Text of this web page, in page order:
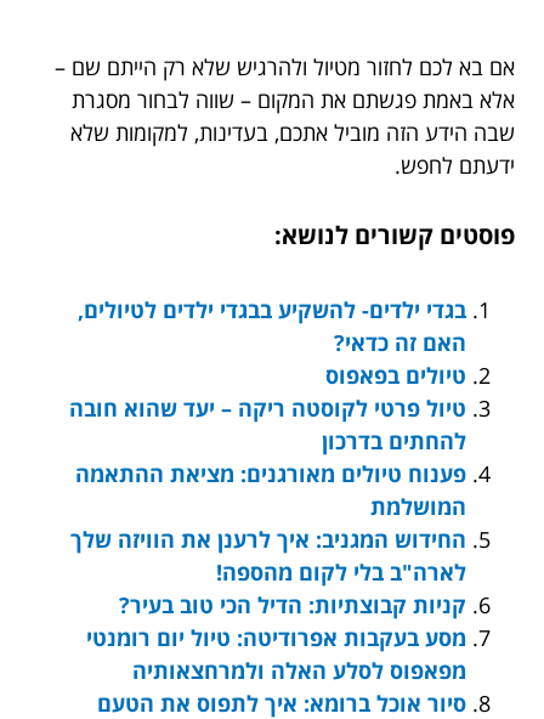
אם בא לכם לחזור מטיול ולהרגיש שלא רק הייתם שם –
אלא באמת פגשתם את המקום – שווה לבחור מסגרת
שבה הידע הזה מוביל אתכם, בעדינות, למקומות שלא
ידעתם לחפש.
פוסטים קשורים לנושא:
בגדי ילדים- להשקיע בבגדי ילדים לטיולים,
האם זה כדאי?
טיולים בפאפוס
טיול פרטי לקוסטה ריקה – יעד שהוא חובה
להחתים בדרכון
פענוח טיולים מאורגנים: מציאת ההתאמה
המושלמת
החידוש המגניב: איך לרענן את הוויזה שלך
לארה"ב בלי לקום מהספה!
קניות קבוצתיות: הדיל הכי טוב בעיר?
מסע בעקבות אפרודיטה: טיול יום רומנטי
מפאפוס לסלע האלה ולמרחצאותיה
סיור אוכל ברומא: איך לתפוס את הטעם